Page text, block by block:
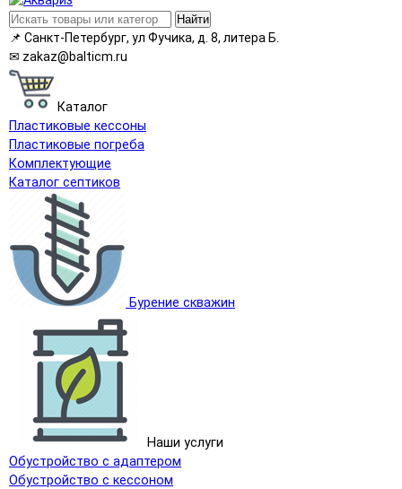
Найти
📌 Санкт-Петербург, ул Фучика, д. 8, литера Б.
✉ zakaz@balticm.ru
Каталог
Пластиковые кессоны
Пластиковые погреба
Комплектующие
Каталог септиков
Бурение скважин
Наши услуги
Обустройство с адаптером
Обустройство с кессоном